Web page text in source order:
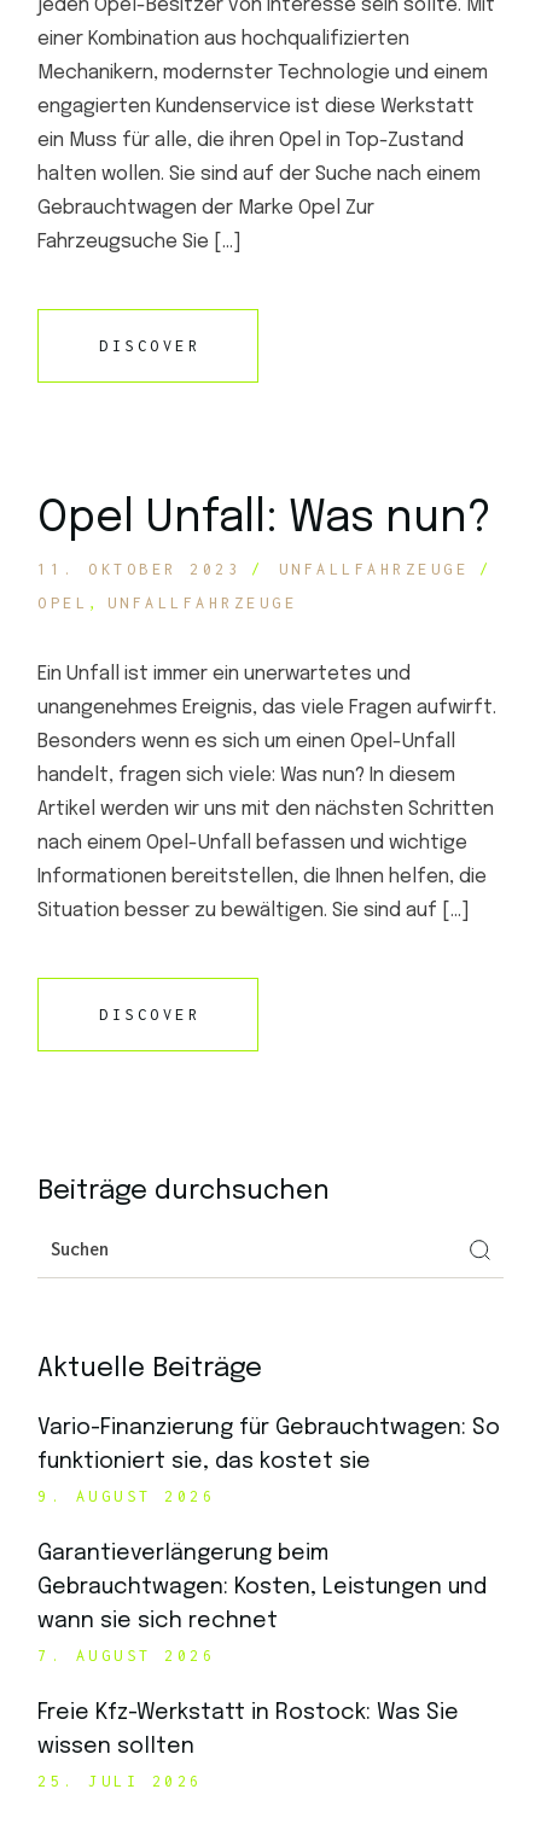
jeden Opel-Besitzer von Interesse sein sollte. Mit
einer Kombination aus hochqualifizierten
Mechanikern, modernster Technologie und einem
engagierten Kundenservice ist diese Werkstatt
ein Muss für alle, die ihren Opel in Top-Zustand
halten wollen. Sie sind auf der Suche nach einem
Gebrauchtwagen der Marke Opel Zur
Fahrzeugsuche Sie […]
DISCOVER
Opel Unfall: Was nun?
11. OKTOBER 2023
UNFALLFAHRZEUGE
OPEL
UNFALLFAHRZEUGE
Ein Unfall ist immer ein unerwartetes und
unangenehmes Ereignis, das viele Fragen aufwirft.
Besonders wenn es sich um einen Opel-Unfall
handelt, fragen sich viele: Was nun? In diesem
Artikel werden wir uns mit den nächsten Schritten
nach einem Opel-Unfall befassen und wichtige
Informationen bereitstellen, die Ihnen helfen, die
Situation besser zu bewältigen. Sie sind auf […]
DISCOVER
Beiträge durchsuchen
Aktuelle Beiträge
Vario-Finanzierung für Gebrauchtwagen: So
funktioniert sie, das kostet sie
9. AUGUST 2026
Garantieverlängerung beim
Gebrauchtwagen: Kosten, Leistungen und
wann sie sich rechnet
7. AUGUST 2026
Freie Kfz-Werkstatt in Rostock: Was Sie
wissen sollten
25. JULI 2026